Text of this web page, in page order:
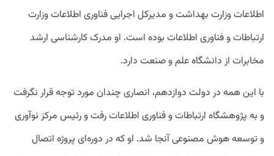
اطلاعات وزارت بهداشت و مدیرکل اجرایی فناوری اطلاعات وزارت
ارتباطات و فناوری اطلاعات بوده است. او مدرک کارشناسی ارشد
مخابرات از دانشگاه علم و صنعت دارد.
با این همه در دولت دوازدهم، انصاری چندان مورد توجه قرار نگرفت
و به پژوهشگاه ارتباطات و فناوری اطلاعات رفت و رئیس مرکز نوآوری
و توسعه هوش مصنوعی آنجا شد. او که در دوره‌ای پروژه اتصال